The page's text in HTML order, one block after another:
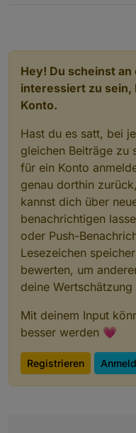
Hey! Du scheinst
interessiert zu sein,
Konto.
Hast du es satt, bei
gleichen Beiträge zu
für ein Konto
genau dorthin
kannst dich über
benachrichtigen
oder Push-
Lesezeichen
bewerten, um
deine
Mit deinem Input
besser werden 💗
Registrieren